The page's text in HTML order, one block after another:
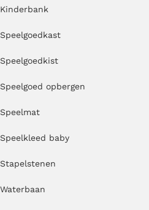
Kinderbank
Speelgoedkast
Speelgoedkist
Speelgoed opbergen
Speelmat
Speelkleed baby
Stapelstenen
Waterbaan